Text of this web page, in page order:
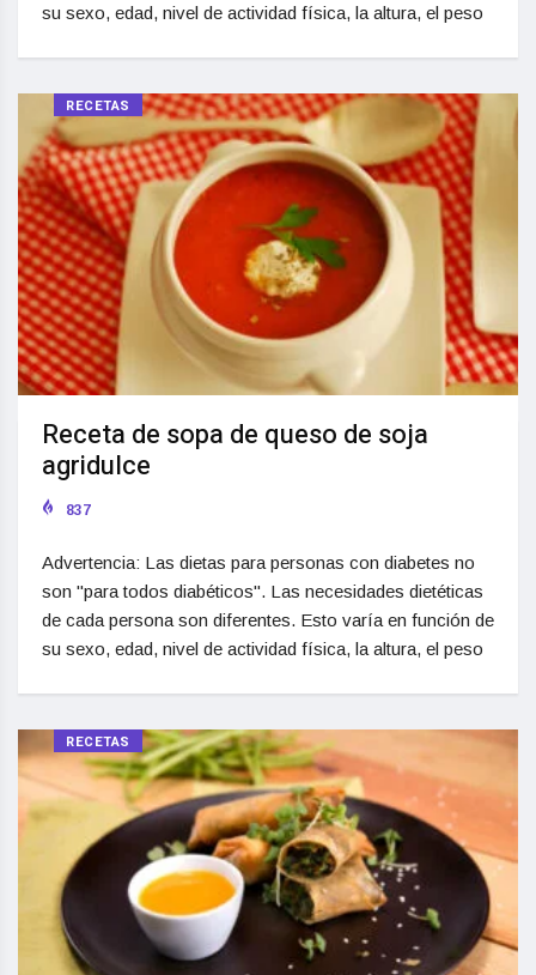
su sexo, edad, nivel de actividad física, la altura, el peso
RECETAS
Receta de sopa de queso de soja
agridulce
837
Advertencia: Las dietas para personas con diabetes no
son "para todos diabéticos". Las necesidades dietéticas
de cada persona son diferentes. Esto varía en función de
su sexo, edad, nivel de actividad física, la altura, el peso
RECETAS